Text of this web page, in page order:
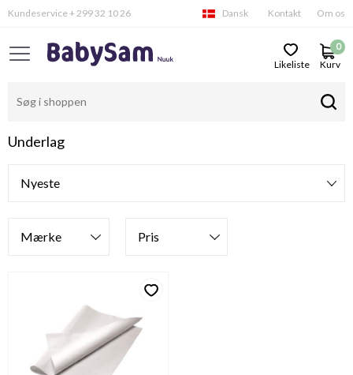
Kundeservice + 299 32 10 26 Kontakt Om os
Dansk
Kurv
0
Likeliste
Underlag
Mærke
Pris